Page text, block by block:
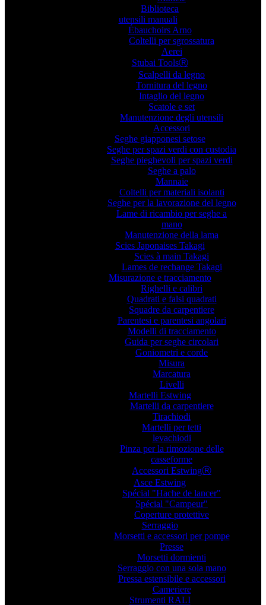
Biblioteca
utensili manuali
Ébauchoirs Arno
Coltelli per sgrossatura
Aerei
Stubai ToolsⓇ
Scalpelli da legno
Tornitura del legno
Intaglio del legno
Scatole e set
Manutenzione degli utensili
Accessori
Seghe giapponesi setose
Seghe per spazi verdi con custodia
Seghe pieghevoli per spazi verdi
Seghe a palo
Mannaie
Coltelli per materiali isolanti
Seghe per la lavorazione del legno
Lame di ricambio per seghe a
mano
Manutenzione della lama
Scies Japonaises Takagi
Scies à main Takagi
Lames de rechange Takagi
Misurazione e tracciamento
Righelli e calibri
Quadrati e falsi quadrati
Squadre da carpentiere
Parentesi e parentesi angolari
Modelli di tracciamento
Guida per seghe circolari
Goniometri e corde
Misura
Marcatura
Livelli
Martelli Estwing
Martelli da carpentiere
Tirachiodi
Martelli per tetti
levachiodi
Pinza per la rimozione delle
casseforme
Accessori EstwingⓇ
Asce Estwing
Spécial "Hache de lancer"
Spécial "Campeur"
Coperture protettive
Serraggio
Morsetti e accessori per pompe
Presse
Morsetti dormienti
Serraggio con una sola mano
Pressa estensibile e accessori
Cameriere
Strumenti RALI